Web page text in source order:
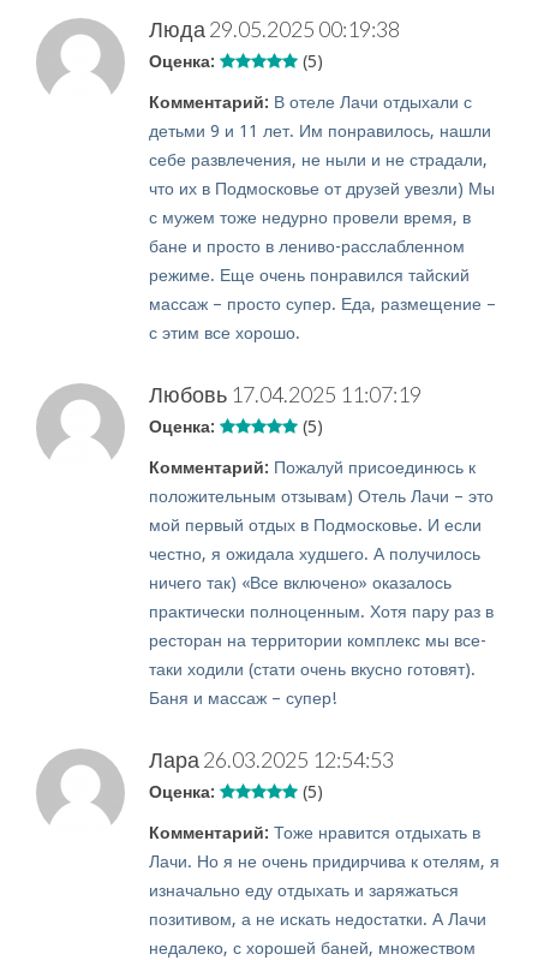
Люда 29.05.2025 00:19:38
Оценка: (5)
Комментарий: В отеле Лачи отдыхали с
детьми 9 и 11 лет. Им понравилось, нашли
себе развлечения, не ныли и не страдали,
что их в Подмосковье от друзей увезли) Мы
с мужем тоже недурно провели время, в
бане и просто в лениво-расслабленном
режиме. Еще очень понравился тайский
массаж – просто супер. Еда, размещение –
с этим все хорошо.
Любовь 17.04.2025 11:07:19
Оценка: (5)
Комментарий: Пожалуй присоединюсь к
положительным отзывам) Отель Лачи – это
мой первый отдых в Подмосковье. И если
честно, я ожидала худшего. А получилось
ничего так) «Все включено» оказалось
практически полноценным. Хотя пару раз в
ресторан на территории комплекс мы все-
таки ходили (стати очень вкусно готовят).
Баня и массаж – супер!
Лара 26.03.2025 12:54:53
Оценка: (5)
Комментарий: Тоже нравится отдыхать в
Лачи. Но я не очень придирчива к отелям, я
изначально еду отдыхать и заряжаться
позитивом, а не искать недостатки. А Лачи
недалеко, с хорошей баней, множеством